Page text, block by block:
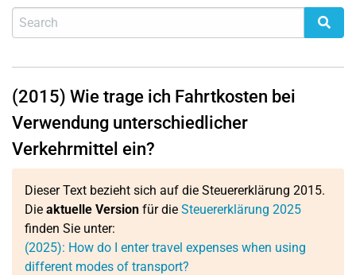
(2015) Wie trage ich Fahrtkosten bei
Verwendung unterschiedlicher
Verkehrmittel ein?
Dieser Text bezieht sich auf die Steuererklärung 2015.
Die aktuelle Version für die Steuererklärung 2025
finden Sie unter:
(2025): How do I enter travel expenses when using
different modes of transport?